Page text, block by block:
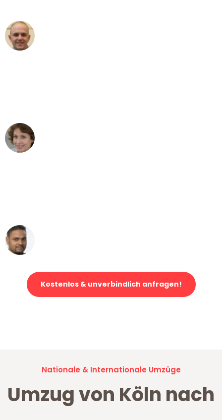
Kostenlos & unverbindlich anfragen!
Nationale & Internationale Umzüge
Umzug von Köln nach